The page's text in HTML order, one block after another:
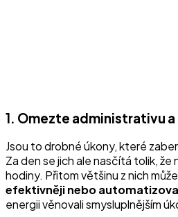
1. Omezte administrativu
Jsou to drobné úkony, které
Za den se jich ale nasčítá tolik, že
hodiny. Přitom většinu z nich
efektivněji nebo
energii věnovali smysluplnějším